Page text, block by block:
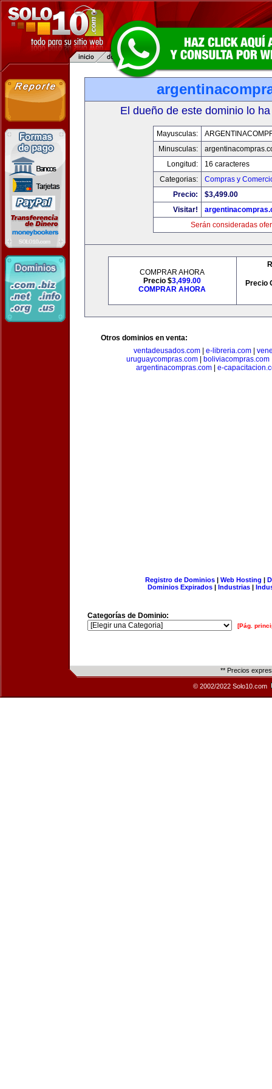
El dueño de este dominio lo
Mayusculas:
Minusculas:
Longitud:
16 caracteres
Categorias:
Compras y
Precio:
$3,499.00
Visitar!
Serán consideradas
COMPRAR AHORA
Precio $3,499.00
COMPRAR AHORA
Precio
Otros dominios en venta:
ventadeusados.com| e-libreria.com|
uruguaycompras.com| boliviacompras.com
argentinacompras.com| e-
Registro de Dominios| Web Hosting |
Dominios Expirados | Industrias |
Categorías de Dominio:
[Pág.
** Precios
© 2002/2022 Solo10.com